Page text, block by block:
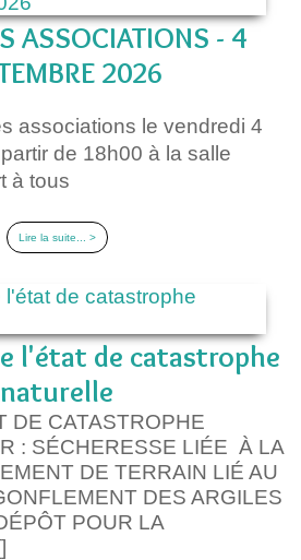
ASSOCIATIONS - 4
2026
associations le vendredi 4
de 18h00 à la salle
à tous
Lire la suite... >
l'état de catastrophe
naturelle
DE CATASTROPHE
: SÉCHERESSE LIÉE À LA
DE TERRAIN LIÉ AU
DES ARGILES
POUR LA